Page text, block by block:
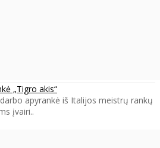
„Tigro akis“
apyrankė iš Italijos meistrų rankų
įvairi..